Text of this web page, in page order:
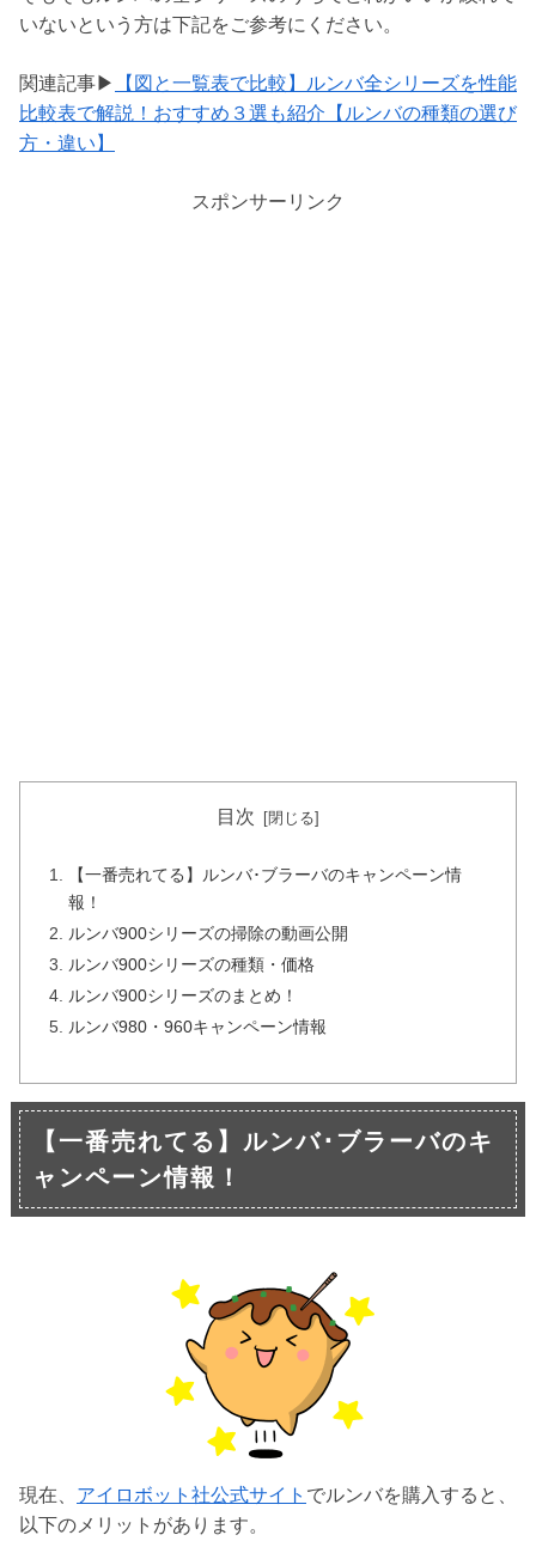
いないという方は下記をご参考にください。
関連記事▶
【図と一覧表で比較】ルンバ全シリーズを性能
比較表で解説！おすすめ３選も紹介【ルンバの種類の選び
方・違い】
スポンサーリンク
目次
【一番売れてる】ルンバ･ブラーバのキャンペーン情
報！
ルンバ900シリーズの掃除の動画公開
ルンバ900シリーズの種類・価格
ルンバ900シリーズのまとめ！
ルンバ980・960キャンペーン情報
【一番売れてる】ルンバ･ブラーバのキ
ャンペーン情報！
現在、 アイロボット社公式サイト でルンバを購入すると、
以下のメリットがあります。